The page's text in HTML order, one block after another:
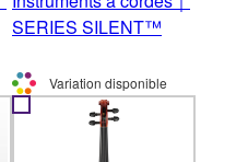
SERIES SILENT™
Variation disponible